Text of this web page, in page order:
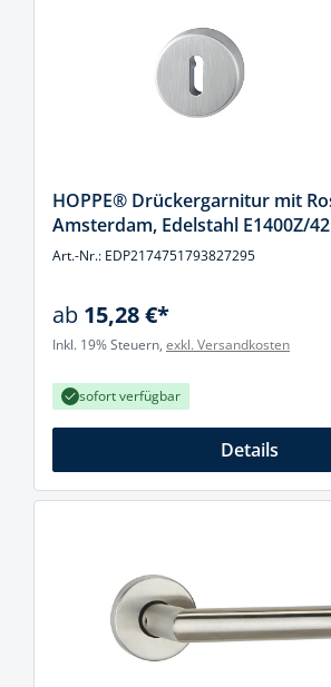
HOPPE® Drückergarnitur mit
Amsterdam, Edelstahl E1400Z/
Art.-Nr.: EDP2174751793827295
ab 15,28 €*
Inkl. 19% Steuern, exkl. Versandkosten
sofort verfügbar
Details